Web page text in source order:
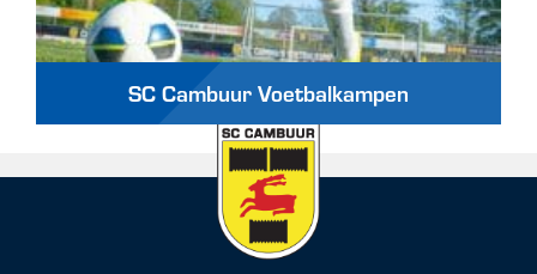
SC Cambuur Voetbalkampen